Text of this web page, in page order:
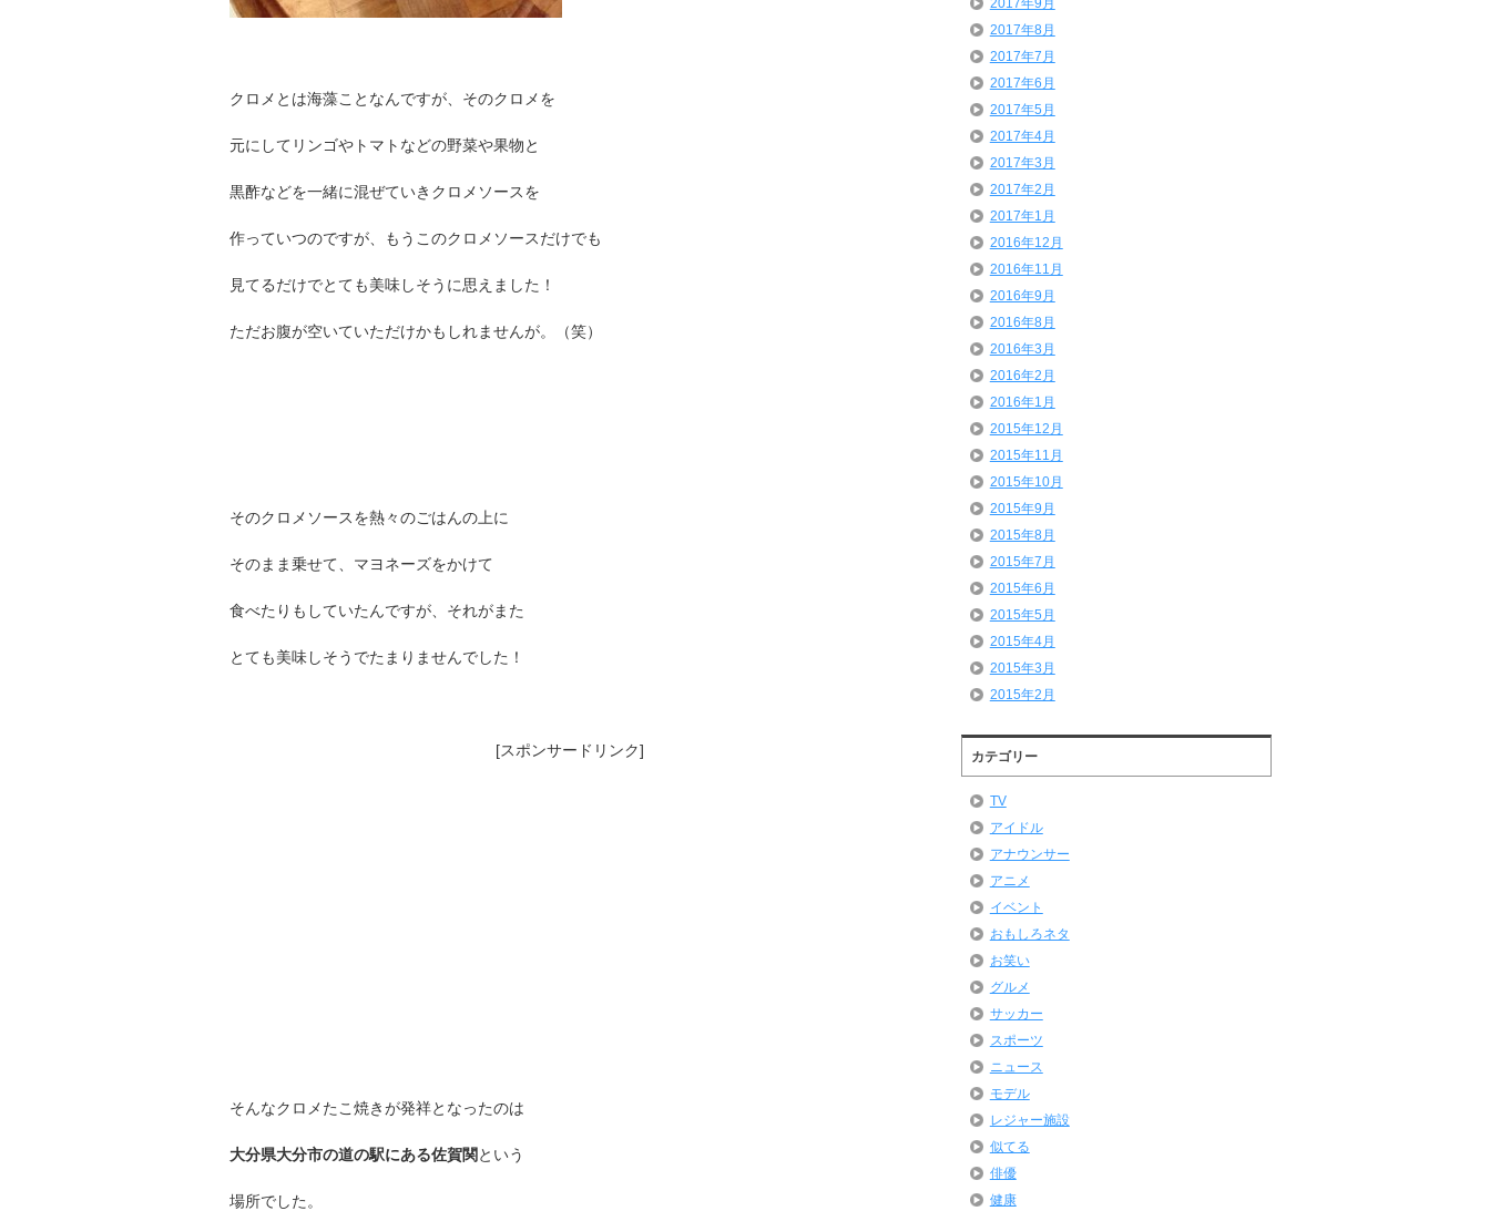
クロメとは海藻ことなんですが、そのクロメを
元にしてリンゴやトマトなどの野菜や果物と
黒酢などを一緒に混ぜていきクロメソースを
作っていつのですが、もうこのクロメソースだけでも
見てるだけでとても美味しそうに思えました！
ただお腹が空いていただけかもしれませんが。（笑）
そのクロメソースを熱々のごはんの上に
そのまま乗せて、マヨネーズをかけて
食べたりもしていたんですが、それがまた
とても美味しそうでたまりませんでした！
[スポンサードリンク]
そんなクロメたこ焼きが発祥となったのは
大分県大分市の道の駅にある佐賀関という
場所でした。
2017年8月
2017年7月
2017年6月
2017年5月
2017年4月
2017年3月
2017年2月
2017年1月
2016年12月
2016年11月
2016年9月
2016年8月
2016年3月
2016年2月
2016年1月
2015年12月
2015年11月
2015年10月
2015年9月
2015年8月
2015年7月
2015年6月
2015年5月
2015年4月
2015年3月
2015年2月
カテゴリー
TV
アイドル
アナウンサー
アニメ
イベント
おもしろネタ
お笑い
グルメ
サッカー
スポーツ
ニュース
モデル
レジャー施設
似てる
俳優
健康